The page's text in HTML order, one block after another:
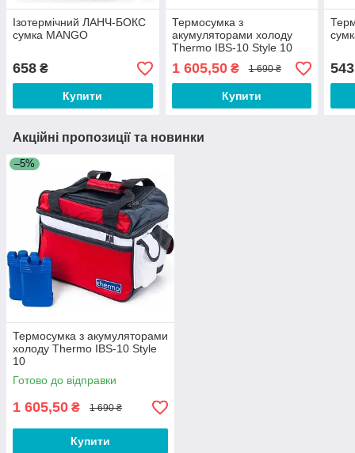
Ізотермічний ЛАНЧ-БОКС
сумка MANGO
658 ₴
Купити
Термосумка з
акумуляторами холоду
Thermo IBS-10 Style 10
1 605,50₴ 1 690 ₴
Купити
543
Акційні пропозиції та новинки
–5%
Термосумка з акумуляторами
холоду Thermo IBS-10 Style
10
Готово до відправки
1 605,50 ₴ 1 690 ₴
Купити